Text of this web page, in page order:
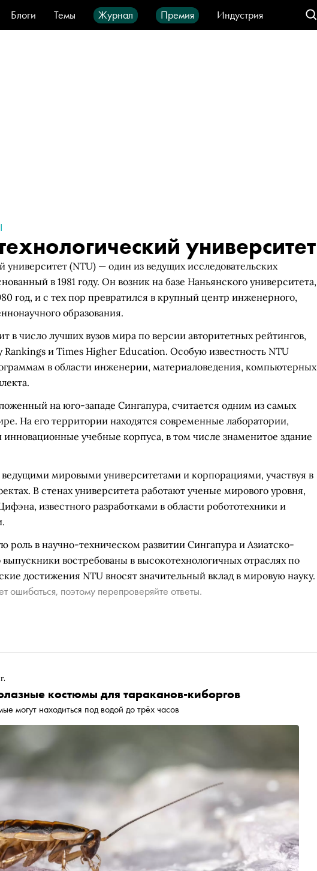
Блоги Темы Журнал Премия
Индустрия
Стиль
Видео Город IT-продукты
университет
университет (NTU) — один из ведущих исследовательских
в 1981 году. Он возник на базе Наньянского университета,
год, и с тех пор превратился в крупный центр инженерного,
образования.
в число лучших вузов мира по версии авторитетных рейтингов,
Rankings и Times Higher Education. Особую известность NTU
в области инженерии, материаловедения, компьютерных
на юго-западе Сингапура, считается одним из самых
На его территории находятся современные лаборатории,
учебные корпуса, в том числе знаменитое здание
ведущими мировыми университетами и корпорациями, участвуя в
В стенах университета работают ученые мирового уровня,
известного разработками в области робототехники и
роль в научно-техническом развитии Сингапура и Азиатско-
выпускники востребованы в высокотехнологичных отраслях по
достижения NTU вносят значительный вклад в мировую науку.
ошибаться, поэтому перепроверяйте ответы.
костюмы для тараканов-киборгов
могут находиться под водой до трёх часов